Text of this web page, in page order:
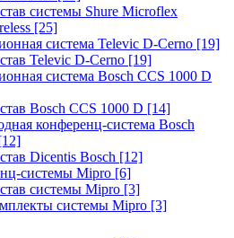
системы Shure Microflex
[25]
система Televic D-Cerno [19]
Televic D-Cerno [19]
система Bosch CCS 1000 D
Bosch CCS 1000 D [14]
конференц-система Bosch
Dicentis Bosch [12]
системы Mipro [6]
системы Mipro [3]
системы Mipro [3]